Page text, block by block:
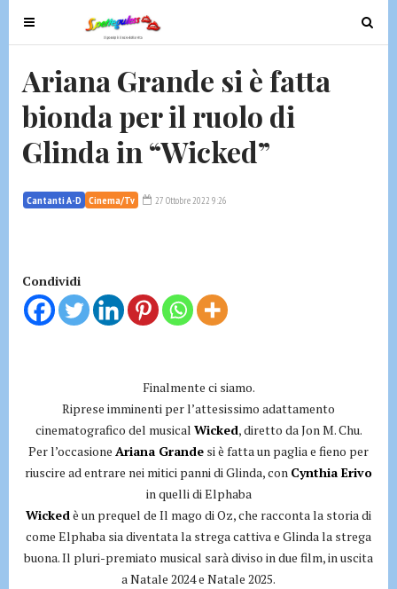
T
o
g
l
e
n
v
i
t
o
T
o
Ariana Grande si è fatta
bionda per il ruolo di
Glinda in “Wicked”
Cantanti A-D Cinema/Tv 27 Ottobre 2022 9:26
Condividi
Finalmente ci siamo.
Riprese imminenti per l’attesissimo adattamento
cinematografico del musical Wicked, diretto da Jon M. Chu.
Per l’occasione Ariana Grande si è fatta un paglia e fieno per
riuscire ad entrare nei mitici panni di Glinda, con Cynthia Erivo
in quelli di Elphaba
Wickedè un prequel de Il mago di Oz, che racconta la storia di
come Elphaba sia diventata la strega cattiva e Glinda la strega
buona. Il pluri-premiato musical sarà diviso in due film, in uscita
a Natale 2024 e Natale 2025.